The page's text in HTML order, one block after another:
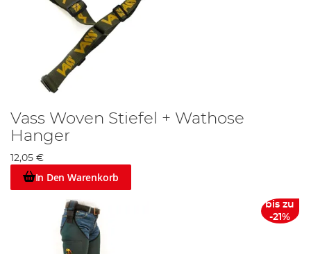
Vass Woven Stiefel + Wathose
Hanger
12,05 €
In Den Warenkorb
bis zu
-21%